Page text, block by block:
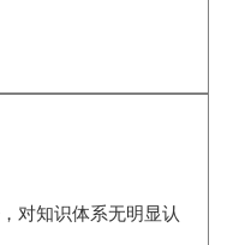
对知识体系无明显认